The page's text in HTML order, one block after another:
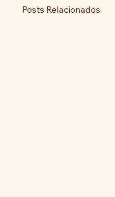
Posts Relacionados